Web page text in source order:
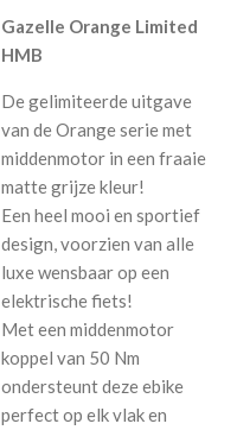
Gazelle Orange Limited
HMB
De gelimiteerde uitgave
van de Orange serie met
middenmotor in een fraaie
matte grijze kleur!
Een heel mooi en sportief
design, voorzien van alle
luxe wensbaar op een
elektrische fiets!
Met een middenmotor
koppel van 50 Nm
ondersteunt deze ebike
perfect op elk vlak en